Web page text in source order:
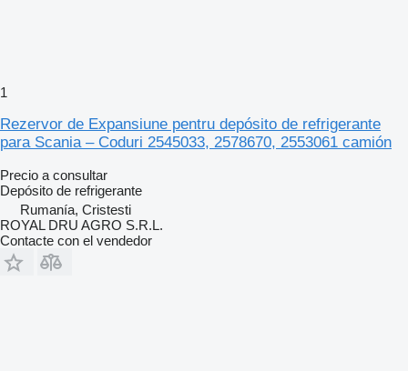
1
Rezervor de Expansiune pentru depósito de refrigerante
para Scania – Coduri 2545033, 2578670, 2553061 camión
Precio a consultar
Depósito de refrigerante
Rumanía, Cristesti
ROYAL DRU AGRO S.R.L.
Contacte con el vendedor